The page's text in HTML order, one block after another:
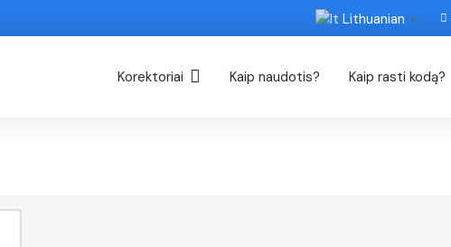
Lithuanian ▼
Korektoriai Kaip naudotis? Kaip rasti kodą?